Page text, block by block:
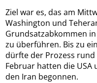
Ziel war es, das am
Washington und
Grundsatzabkommen
zu überführen. Bis zu
dürfte der Prozess
Februar hatten die USA
den Iran begonnen.